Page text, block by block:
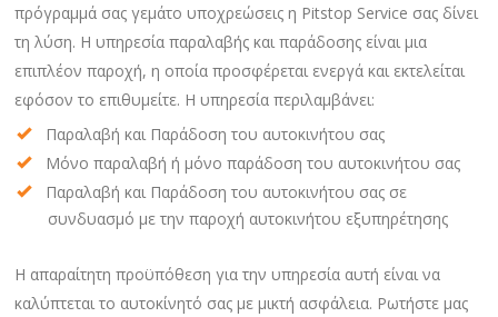
πρόγραμμά σας γεμάτο υποχρεώσεις η Pitstop Service σας δίνει
τη λύση. Η υπηρεσία παραλαβής και παράδοσης είναι μια
επιπλέον παροχή, η οποία προσφέρεται ενεργά και εκτελείται
εφόσον το επιθυμείτε. Η υπηρεσία περιλαμβάνει:
Παραλαβή και Παράδοση του αυτοκινήτου σας
Μόνο παραλαβή ή μόνο παράδοση του αυτοκινήτου σας
Παραλαβή και Παράδοση του αυτοκινήτου σας σε
συνδυασμό με την παροχή αυτοκινήτου εξυπηρέτησης
Η απαραίτητη προϋπόθεση για την υπηρεσία αυτή είναι να
καλύπτεται το αυτοκίνητό σας με μικτή ασφάλεια. Ρωτήστε μας